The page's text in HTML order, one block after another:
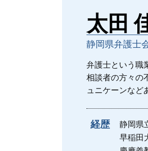
債権回収 方法
債権回収 期限
府中市 家事事
債務 相続 遺言
太田
静岡県弁護士
弁護士という職
相談者の方々の
ュニケーンなど
経歴
静岡県
早稲